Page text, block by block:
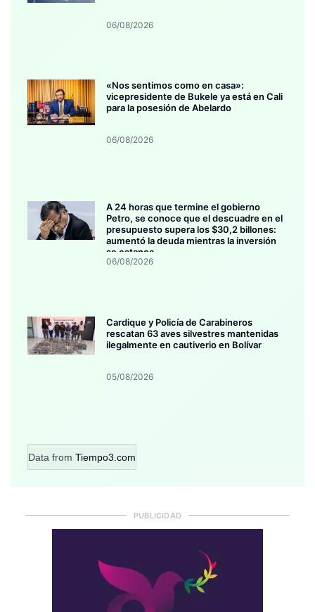
06/08/2026
«Nos sentimos como en casa»:
vicepresidente de Bukele ya está en Cali
para la posesión de Abelardo
06/08/2026
A 24 horas que termine el gobierno
Petro, se conoce que el descuadre en el
presupuesto supera los $30,2 billones:
aumentó la deuda mientras la inversión
se estanca
06/08/2026
Cardique y Policía de Carabineros
rescatan 63 aves silvestres mantenidas
ilegalmente en cautiverio en Bolívar
05/08/2026
Data from Tiempo3.com
PUBLICIDAD